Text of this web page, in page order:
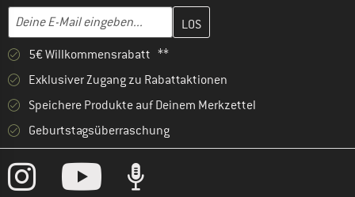
E-Mail-Adresse
Gib hier deine E-Mail-Adresse ein und erstelle im nächsten
5€ Willkommensrabatt **
Exklusiver Zugang zu Rabattaktionen
Speichere Produkte auf Deinem Merkzettel
Geburtstagsüberraschung